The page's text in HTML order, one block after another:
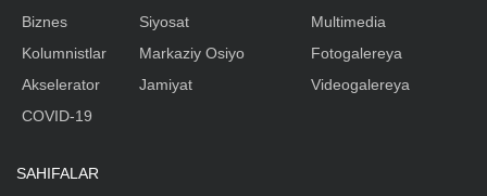
Biznes
Kolumnistlar
Akselerator
Siyosat
Markaziy Osiyo
Jamiyat
Multimedia
Fotogalereya
Videogalereya
COVID-19
SAHIFALAR